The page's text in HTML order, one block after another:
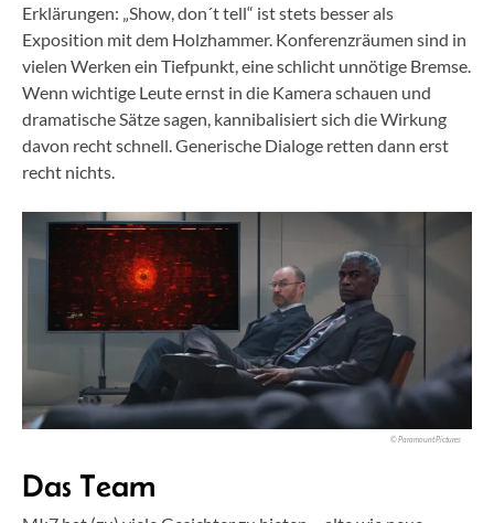
Erklärungen: „Show, don´t tell“ ist stets besser als
Exposition mit dem Holzhammer. Konferenzräumen sind in
vielen Werken ein Tiefpunkt, eine schlicht unnötige Bremse.
Wenn wichtige Leute ernst in die Kamera schauen und
dramatische Sätze sagen, kannibalisiert sich die Wirkung
davon recht schnell. Generische Dialoge retten dann erst
recht nichts.
© Paramount Pictures
Das Team